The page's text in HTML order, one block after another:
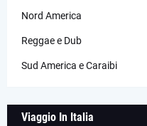
Nord America
Reggae e Dub
Sud America e Caraibi
Viaggio In Italia